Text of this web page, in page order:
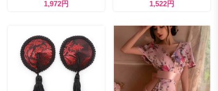
1,972円 1,522円